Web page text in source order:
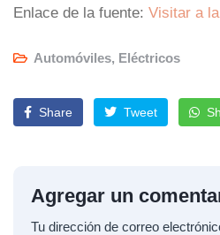
Enlace de la fuente: Visitar a
Automóviles, Eléctricos
Share Tweet
Agregar un
Tu dirección de correo